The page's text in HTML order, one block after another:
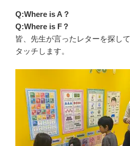
Q:Where is A？
Q:Where is F？
皆、先生が言ったレターを探して
タッチします。